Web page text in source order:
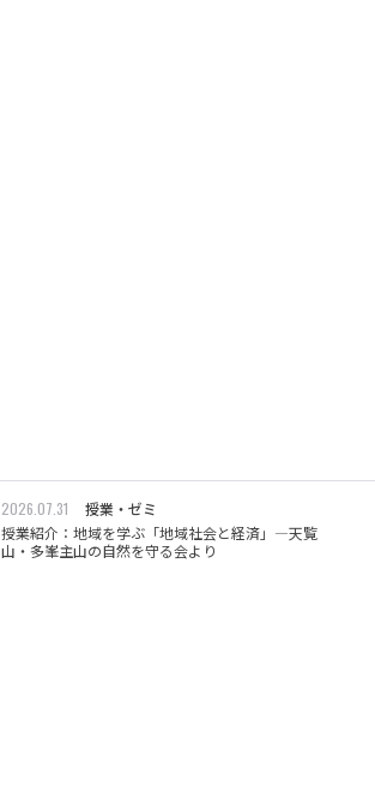
2026.07.31
授業・ゼミ
授業紹介：地域を学ぶ「地域社会と経済」―天覧
山・多峯主山の自然を守る会より